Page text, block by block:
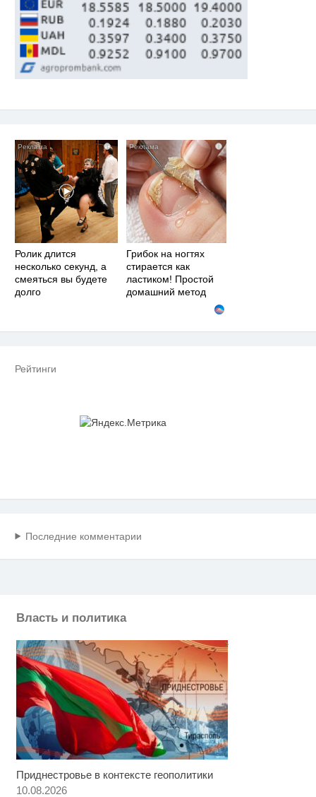
i
Ролик длится
несколько секунд, а
смеяться вы будете
долго
i
Грибок на ногтях
стирается как
ластиком! Простой
домашний метод
Рейтинги
Последние комментарии
Власть и политика
Приднестровье в контексте геополитики
10.08.2026